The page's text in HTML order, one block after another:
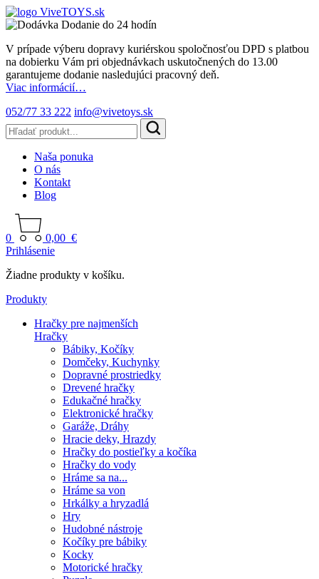
Dodanie do 24 hodín
V prípade výberu dopravy kuriérskou spoločnosťou DPD s platbou
na dobierku Vám pri objednávkach uskutočnených do 13.00
garantujeme dodanie nasledujúci pracovný deň.
Viac informácií…
052/77 33 222 info@vivetoys.sk
Naša ponuka
O nás
Kontakt
Blog
0 0,00 €
Prihlásenie
Žiadne produkty v košíku.
Produkty
Hračky pre najmenších
Hračky
Bábiky, Kočíky
Domčeky, Kuchynky
Dopravné prostriedky
Drevené hračky
Edukačné hračky
Elektronické hračky
Garáže, Dráhy
Hracie deky, Hrazdy
Hračky do postieľky a kočíka
Hračky do vody
Hráme sa na...
Hráme sa von
Hrkálky a hryzadlá
Hry
Hudobné nástroje
Kočíky pre bábiky
Kocky
Motorické hračky